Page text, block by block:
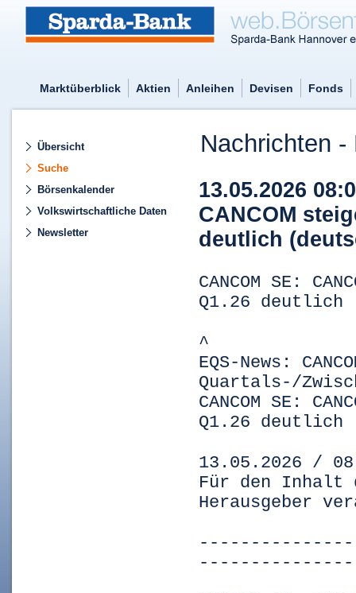
Marktüberblick Aktien Anleihen Devisen Fonds
Übersicht
Suche
Börsenkalender
Volkswirtschaftliche Daten
Newsletter
Nachrichten
13.05.2026
CANCOM
deutlich
CANCOM SE:
Q1.26 deutlich
^
EQS-News:
Quartals-/
CANCOM SE:
Q1.26 deutlich
13.05.2026 /
Für den
Herausgeber